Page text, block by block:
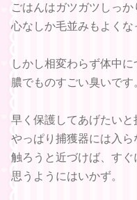
ごはんはガツガツしっか
心なしか毛並みもよくな
しかし相変わらず体中に
膿でものすごい臭いです
早く保護してあげたいと
やっぱり捕獲器には入ら
触ろうと近づけば、す
思うようにはいかず。